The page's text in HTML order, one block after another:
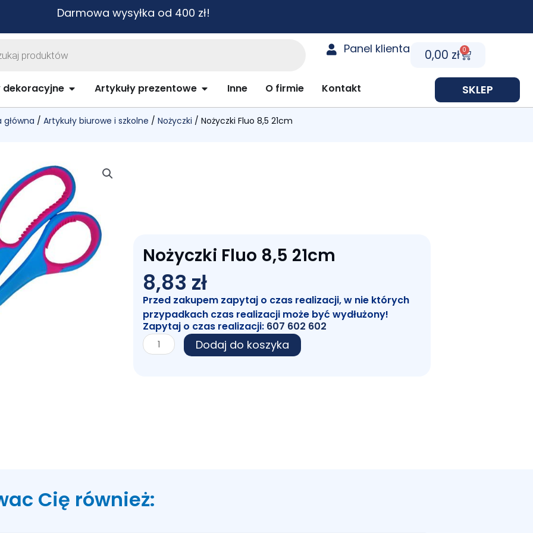
Darmowa wysyłka od 400 zł!
Panel klienta 0,00 zł 0
Cart
i szkolne
dekoracyjne Open Artykuły dekoracyjne
Artykuły prezentowe Open Artykuły prezentowe
Inne O firmie Kontakt SKLEP
główna / Artykuły biurowe i szkolne / Nożyczki / Nożyczki Fluo 8,5 21cm
Nożyczki Fluo 8,5 21cm
8,83 zł
Przed zakupem zapytaj o czas realizacji, w nie których
przypadkach czas realizacji może być wydłużony!
Zapytaj o czas realizacji: 607 602 602
ilość
Nożyczki
Dodaj do koszyka
Cię również: